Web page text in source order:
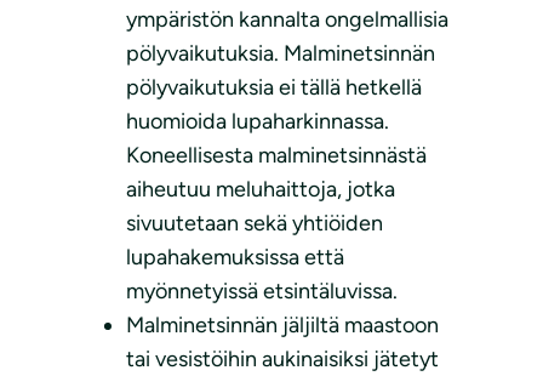
ympäristön kannalta ongelmallisia
pölyvaikutuksia. Malminetsinnän
pölyvaikutuksia ei tällä hetkellä
huomioida lupaharkinnassa.
Koneellisesta malminetsinnästä
aiheutuu meluhaittoja, jotka
sivuutetaan sekä yhtiöiden
lupahakemuksissa että
myönnetyissä etsintäluvissa.
Malminetsinnän jäljiltä maastoon
tai vesistöihin aukinaisiksi jätetyt